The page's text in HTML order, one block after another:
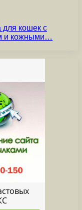
для кошек с
и кожными…